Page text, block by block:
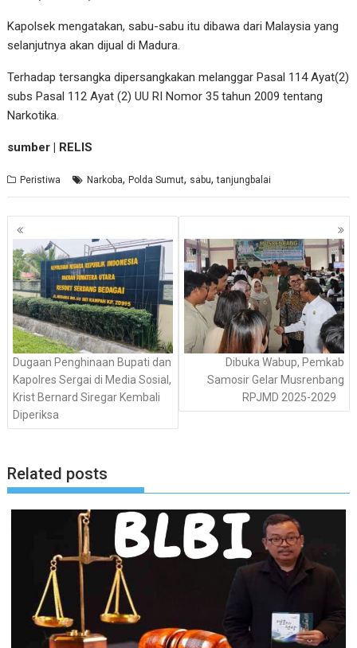
Kapolsek mengatakan, sabu-sabu itu dibawa dari Malaysia yang
selanjutnya akan dijual di Madura.
Terhadap tersangka dipersangkakan melanggar Pasal 114 Ayat(2)
subs Pasal 112 Ayat (2) UU RI Nomor 35 tahun 2009 tentang
Narkotika.
sumber | RELIS
Peristiwa Narkoba,Polda Sumut, sabu,tanjungbalai
Navigasi
pos
Dugaan Penghinaan Bupati dan
Kapolres Sergai di Media Sosial,
Krist Bernard Siregar Kembali
Diperiksa
Dibuka Wabup, Pemkab
Samosir Gelar Musrenbang
RPJMD 2025-2029
Related posts